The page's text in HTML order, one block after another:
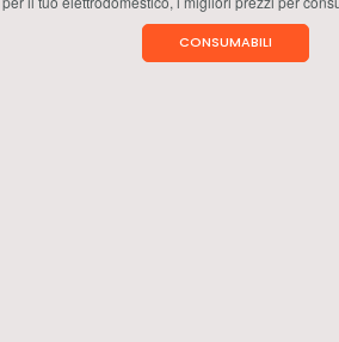
CONSUMABILI